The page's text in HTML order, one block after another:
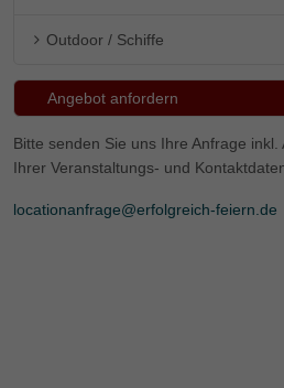
Outdoor / Schiffe
Angebot anfordern
Bitte senden Sie uns Ihre Anfrage inkl.
Ihrer Veranstaltungs- und
locationanfrage@erfolgreich-feiern.de
Marketing